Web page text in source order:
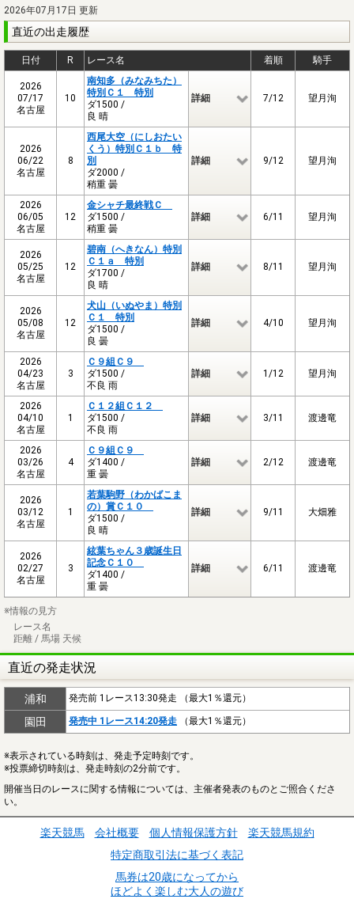
2026年07月17日 更新
直近の出走履歴
日付 R レース名 着順 騎手
2026
07/17
名古屋
10
南知多（みなみちた）
特別Ｃ１ 特別
ダ1500 /
良 晴
詳細 7/12 望月洵
2026
06/22
名古屋
8
西尾大空（にしおたい
くう）特別Ｃ１ｂ 特
別
ダ2000 /
稍重 曇
詳細 9/12 望月洵
2026
06/05
名古屋
12
金シャチ最終戦Ｃ
ダ1500 /
稍重 曇
詳細 6/11 望月洵
2026
05/25
名古屋
12
碧南（へきなん）特別
Ｃ１ａ 特別
ダ1700 /
良 晴
詳細 8/11 望月洵
2026
05/08
名古屋
12
犬山（いぬやま）特別
Ｃ１ 特別
ダ1500 /
良 曇
詳細 4/10 望月洵
2026
04/23
名古屋
3
Ｃ９組Ｃ９
ダ1500 /
不良 雨
詳細 1/12 望月洵
2026
04/10
名古屋
1
Ｃ１２組Ｃ１２
ダ1500 /
不良 雨
詳細 3/11 渡邊竜
2026
03/26
名古屋
4
Ｃ９組Ｃ９
ダ1400 /
重 曇
詳細 2/12 渡邊竜
2026
03/12
名古屋
1
若葉駒野（わかばこま
の）賞Ｃ１０
ダ1500 /
良 晴
詳細 9/11 大畑雅
2026
02/27
名古屋
3
絃葉ちゃん３歳誕生日
記念Ｃ１０
ダ1400 /
重 曇
詳細 6/11 渡邊竜
※情報の見方
レース名
距離 / 馬場 天候
直近の発走状況
浦和 発売前 1レース13:30発走 （最大1％還元）
園田 発売中 1レース14:20発走 （最大1％還元）
※表示されている時刻は、発走予定時刻です。
※投票締切時刻は、発走時刻の2分前です。
開催当日のレースに関する情報については、主催者発表のものとご照合くださ
い。
楽天競馬 会社概要 個人情報保護方針
楽天競馬規約
特定商取引法に基づく表記
馬券は20歳になってから
ほどよく楽しむ大人の遊び